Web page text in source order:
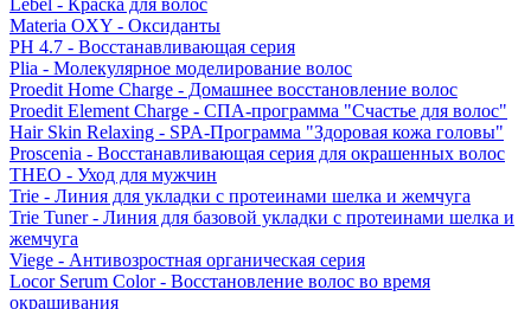
Lebel - Краска для волос
Materia OXY - Оксиданты
PH 4.7 - Восстанавливающая серия
Plia - Молекулярное моделирование волос
Proedit Home Charge - Домашнее восстановление волос
Proedit Element Charge - СПА-программа "Счастье для волос"
Hair Skin Relaxing - SPA-Программа "Здоровая кожа головы"
Proscenia - Восстанавливающая серия для окрашенных волос
THEO - Уход для мужчин
Trie - Линия для укладки с протеинами шелка и жемчуга
Trie Tuner - Линия для базовой укладки с протеинами шелка и
жемчуга
Viege - Антивозростная органическая серия
Locor Serum Color - Восстановление волос во время
окрашивания